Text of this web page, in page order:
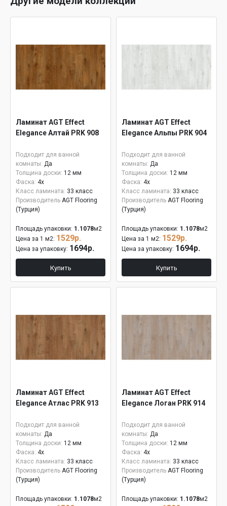
Ламинат AGT Effect
Elegance Алтай PRK 908
Подходит для ванной
комнаты: Да
Толщина доски: 12 мм
Фаска: 4x
Класс ламината: 33 класс
Производитель AGT Flooring
(Турция)
Площадь упаковки: 1.1078м2
Цена за 1 м2: 1529р.
Цена за упаковку: 1694р.
Купить
Ламинат AGT Effect
Elegance Альпы PRK 904
Подходит для ванной
комнаты: Да
Толщина доски: 12 мм
Фаска: 4x
Класс ламината: 33 класс
Производитель AGT Flooring
(Турция)
Площадь упаковки: 1.1078м2
Цена за 1 м2: 1529р.
Цена за упаковку: 1694р.
Купить
Ламинат AGT Effect
Elegance Атлас PRK 913
Подходит для ванной
комнаты: Да
Толщина доски: 12 мм
Фаска: 4x
Класс ламината: 33 класс
Производитель AGT Flooring
(Турция)
Площадь упаковки: 1.1078м2
Ламинат AGT Effect
Elegance Логан PRK 914
Подходит для ванной
комнаты: Да
Толщина доски: 12 мм
Фаска: 4x
Класс ламината: 33 класс
Производитель AGT Flooring
(Турция)
Площадь упаковки: 1.1078м2